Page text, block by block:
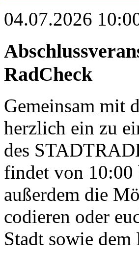
04.07.2026
RadCheck
Gemeinsam mit
herzlich ein zu
des
findet von 10:00
außerdem die
codieren oder
Stadt sowie